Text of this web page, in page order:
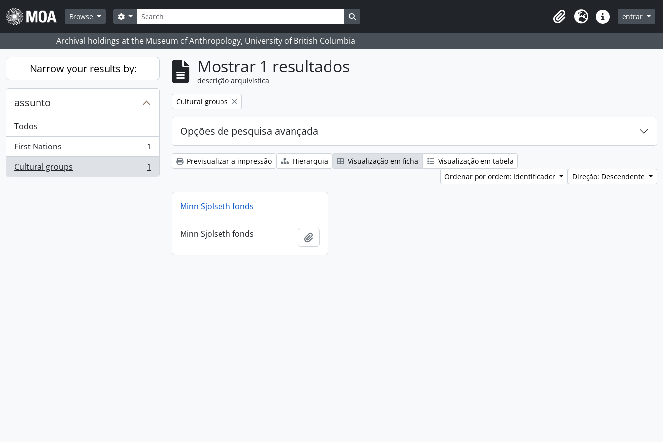
Skip to main content
Browse
Pesquisar
Search options Search in browse page
Clipboard
Idioma Ligações rápidas
entrar
Archival holdings at the Museum of Anthropology, University of British Columbia
Narrow your results by:
assunto
Todos
First Nations
, 1 resultados
1
Cultural groups
, 1 resultados 1
Mostrar 1 resultados
descrição arquivística
Remove filter:
Cultural groups
Opções de pesquisa avançada
Previsualizar a impressão Hierarquia Visualização em ficha
Visualização em tabela
Ordenar por ordem: Identificador
Direção: Descendente
Minn Sjolseth fonds
Minn Sjolseth fonds